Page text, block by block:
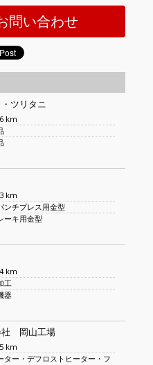
問い合わせ
ツリタニ
km
km
ンチプレス用金型
ーキ用金型
km
工
器
社 岡山工場
km
ター・デフロストヒーター・フ